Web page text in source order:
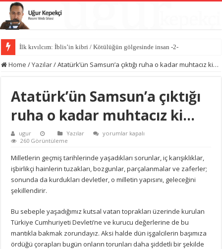
İlk kıvılcım: İblis’in kibri / Kötülüğün gölgesinde insan -2-
Kötülüğün anatomisi / Kötülüğün gölgesinde insan -1-
Home /Yazılar/Atatürk’ün Samsun’a çıktığı ruha o kadar muhtacız ki…
Atatürk’ün Samsun’a çıktığı
ruha o kadar muhtacız ki…
ugur Yazılar
Atatürk’ün
o
kadar
muhtacız
ki…
yorumlar kapalı
260 Görüntüleme
Milletlerin geçmiş tarihlerinde yaşadıkları sorunlar, iç karışıklıklar,
işbirlikçi hainlerin tuzakları, bozgunlar, parçalanmalar ve zaferler;
sonunda da kurdukları devletler, o milletin yapısını, geleceğini
şekillendirir.
Bu sebeple yaşadığımız kutsal vatan toprakları üzerinde kurulan
Türkiye Cumhuriyeti Devleti’ne ve kurucu değerlerine de bu
mantıkla bakmak zorundayız. Aksi halde dün işgalcilerin başımıza
ördüğü çorapları bugün onların torunları daha şiddetli bir şekilde